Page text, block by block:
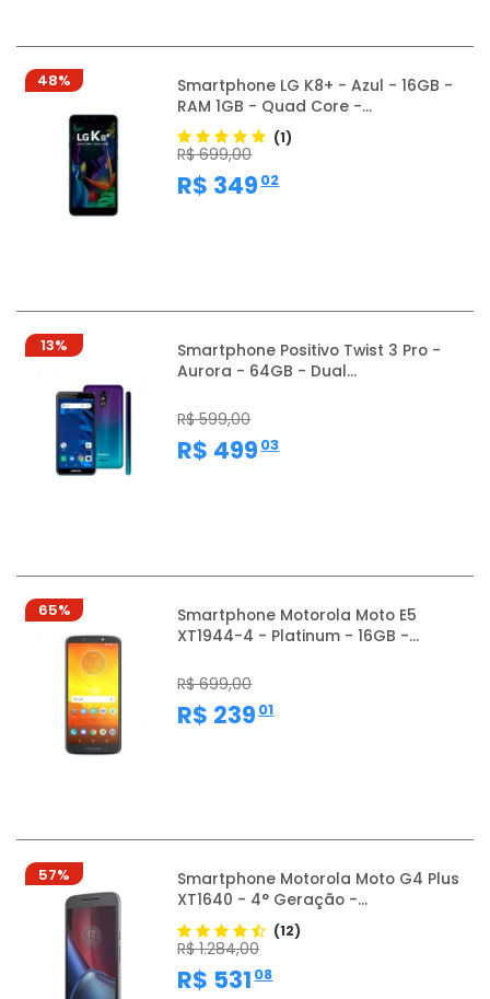
48%
Smartphone LG K8+ - Azul - 16GB -
RAM 1GB - Quad Core -...
(1)
R$ 699,00
R$ 349 ,02
13%
Smartphone Positivo Twist 3 Pro -
Aurora - 64GB - Dual...
R$ 599,00
R$ 499 ,03
65%
Smartphone Motorola Moto E5
XT1944-4 - Platinum - 16GB -...
R$ 699,00
R$ 239 ,01
57%
Smartphone Motorola Moto G4 Plus
XT1640 - 4° Geração -...
(12)
R$ 1.284,00
R$ 531 ,08